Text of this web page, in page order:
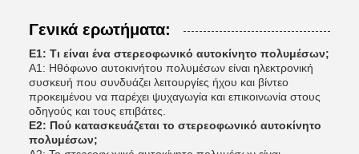
Γενικά ερωτήματα:
Ε1: Τι είναι ένα στερεοφωνικό αυτοκίνητο πολυμέσων;
Α1: Ηθόφωνο αυτοκινήτου πολυμέσων είναι ηλεκτρονική
συσκευή που συνδυάζει λειτουργίες ήχου και βίντεο
προκειμένου να παρέχει ψυχαγωγία και επικοινωνία στους
οδηγούς και τους επιβάτες.
Ε2: Πού κατασκευάζεται το στερεοφωνικό αυτοκίνητο
πολυμέσων;